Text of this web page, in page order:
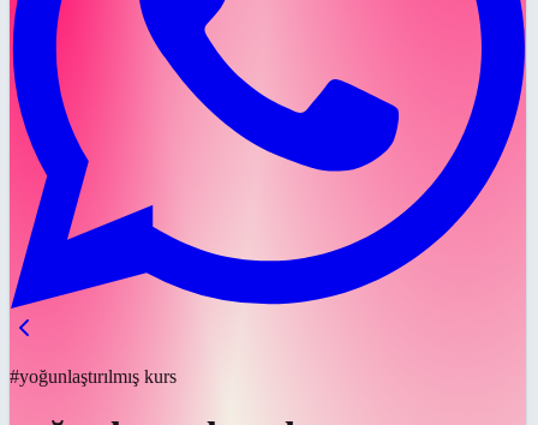
#yoğunlaştırılmış kurs